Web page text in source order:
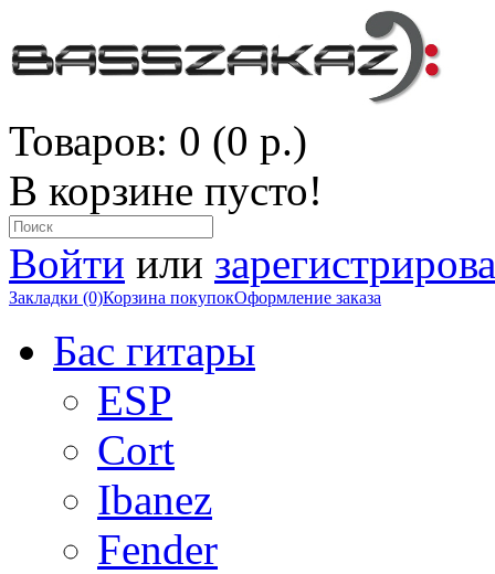
Товаров: 0 (0 р.)
В корзине пусто!
Войти или
Закладки (0)Корзина покупокОформление заказа
Бас гитары
ESP
Cort
Ibanez
Fender